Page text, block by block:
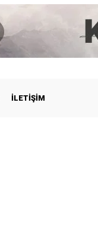
İLETIŞIM